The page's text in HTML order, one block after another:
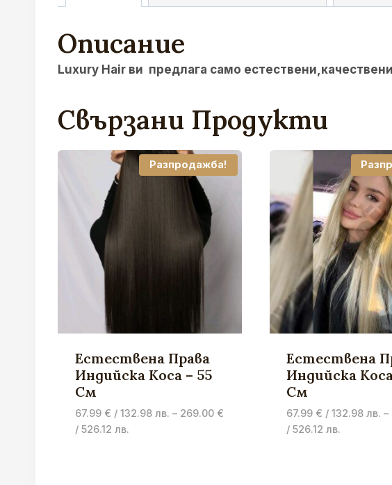
Описание
Luxury Hair ви предлага само
Свързани Продукти
Разпродажба!
Естествена Права
Индийска Коса – 55
См
67.99 € / 132.98 лв. – 269.00 €
/ 526.12 лв.Price
Естествена
Индийска
См
67.99 € / 132.98 лв. –
/ 526.12 лв.